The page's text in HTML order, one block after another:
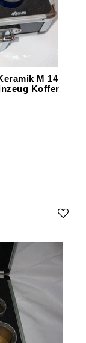
M 14
Koffer